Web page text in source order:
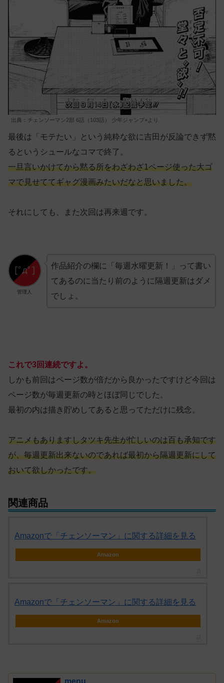
出典：チェンソーマン2部 6話（103話） 少年ジャンプ+より
最後は「モテたい」という純粋な欲に吉田が反論できず黙
るというシュールなコマで終了。
一旦言いかけてから黙る所をわざわざ1ページ使った大ゴ
マで見せててギャグ漫画みたいだなと思いました。
それにしても、また次回は再来週です。
管理人
作品紹介の欄に「毎週水曜更新！」って書い
てあるのに当たり前のように隔週更新はダメ
でしょ。
これで3回連続ですよ。
しかも前回はページ数が倍だから良かったですけど今回は
ページ数が毎週更新の時とほぼ同じでした。
最初の内は描き貯めしてあると思ってただけに残念。
アニメもありますしタツキ先生が忙しいのは百も承知です
が、毎週更新出来ないのであれば最初から隔週更新にして
おいて欲しかったです。
関連商品
Amazonで「チェンソーマン」に関する詳細を見る
Amazon
Amazonで「チェンソーマン」に関する詳細を見る
Amazon